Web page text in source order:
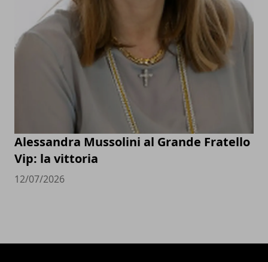
Alessandra Mussolini al Grande Fratello
Vip: la vittoria
12/07/2026